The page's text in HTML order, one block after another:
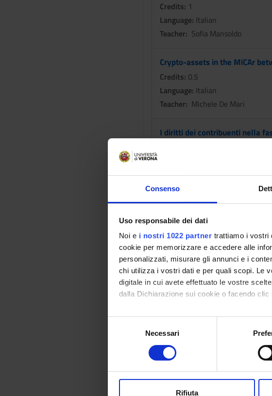
Consenso
Uso responsabile dei dati
Noi e i nostri 1022 partner trattiamo i vostri
cookie per memorizzare e accedere alle
personalizzati, misurare gli annunci e i
chi utilizza i vostri dati e per quali scopi. Le
digitale in cui avete effettuato le vostre
dalla Dichiarazione sui cookie o facendo
Con il tuo consenso, vorremmo anche:
raccogliere informazioni sulla tua
digitali).
modificare o ritirare il tuo consenso in
Necessari
Rifiuta
Credits: 1
Language: Italian
Teacher: Sofia Mansoldo
Crypto-assets in the MiCAr
Credits: 0.5
Language: Italian
Teacher: Michele De Mari
I diritti dei contribuenti nella
Teacher:Maria Grazia Ortoleva
Tecnologie, digitalizzazione e
Credits:1
Language:
Italian
Teacher:Sofia Mansoldo
Diritti fondamentali e
Credits:0.5
Teacher:Matteo Ortino
I diritti fondamentali dell'uomo
Credits:
Language:Italian